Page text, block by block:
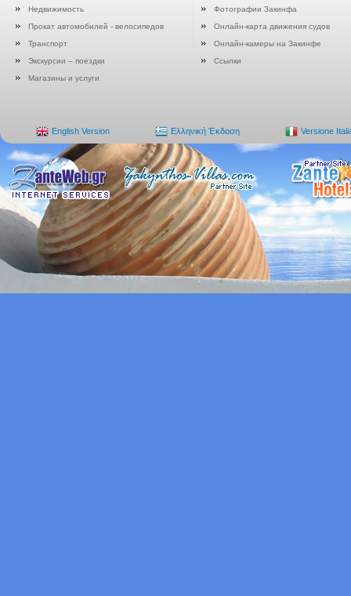
Недвижимость
Фотографии Закинфа
Прокат автомобилей - велосипедов
Онлайн-карта движения судов
Транспорт
Онлайн-камеры на Закинфе
Экскурсии – поездки
Ссылки
Магазины и услуги
English Version Ελληνική Έκδοση Versione